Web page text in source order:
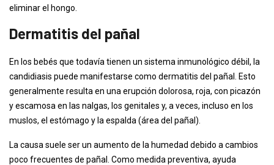
eliminar el hongo.
Dermatitis del pañal
En los bebés que todavía tienen un sistema inmunológico débil, la
candidiasis puede manifestarse como dermatitis del pañal. Esto
generalmente resulta en una erupción dolorosa, roja, con picazón
y escamosa en las nalgas, los genitales y, a veces, incluso en los
muslos, el estómago y la espalda (área del pañal).
La causa suele ser un aumento de la humedad debido a cambios
poco frecuentes de pañal. Como medida preventiva, ayuda